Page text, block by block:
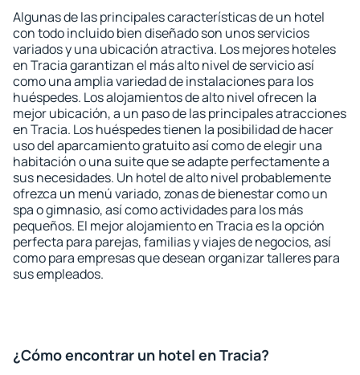
Algunas de las principales características de un hotel
con todo incluido bien diseñado son unos servicios
variados y una ubicación atractiva. Los mejores hoteles
en Tracia garantizan el más alto nivel de servicio así
como una amplia variedad de instalaciones para los
huéspedes. Los alojamientos de alto nivel ofrecen la
mejor ubicación, a un paso de las principales atracciones
en Tracia. Los huéspedes tienen la posibilidad de hacer
uso del aparcamiento gratuito así como de elegir una
habitación o una suite que se adapte perfectamente a
sus necesidades. Un hotel de alto nivel probablemente
ofrezca un menú variado, zonas de bienestar como un
spa o gimnasio, así como actividades para los más
pequeños. El mejor alojamiento en Tracia es la opción
perfecta para parejas, familias y viajes de negocios, así
como para empresas que desean organizar talleres para
sus empleados.
¿Cómo encontrar un hotel en Tracia?